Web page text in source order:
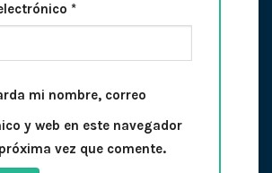
*
mi nombre, correo
y web en este navegador
vez que comente.